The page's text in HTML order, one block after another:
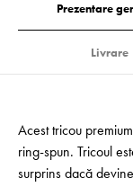
Prezentare
Livrare
Acest tricou
ring-spun. Tricoul
surprins dacă